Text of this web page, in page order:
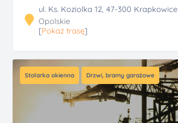
ul. Ks. Koziolka 12, 47-300 Krapkowice
Opolskie
[Pokaż trasę]
Stolarka okienna Drzwi, bramy garażowe